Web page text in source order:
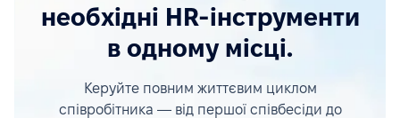
необхідні HR-інструменти
в одному місці.
Керуйте повним життєвим циклом
співробітника — від першої співбесіди до